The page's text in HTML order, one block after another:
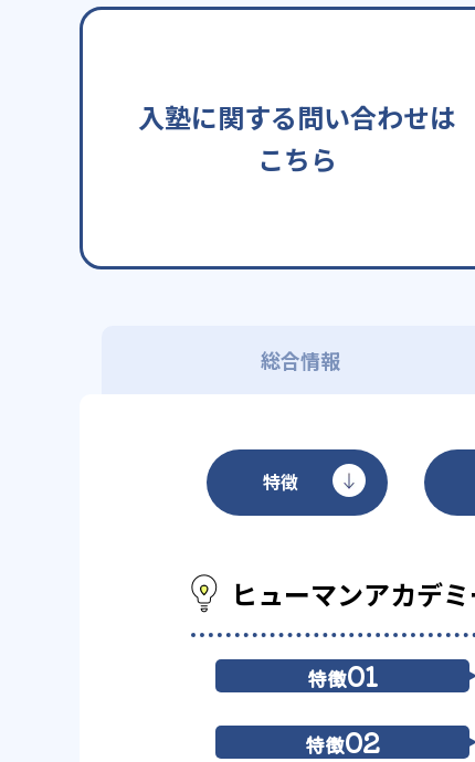
入塾に関する問い合わせは
こちら
総合情報
特徴
ヒューマンアカデ
特徴01
特徴02